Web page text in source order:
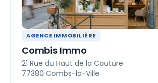
AGENCE IMMOBILIÈRE
Combis Immo
21 Rue du Haut de la Couture
77380 Combs-la-Ville